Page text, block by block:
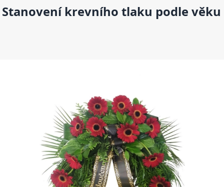
Stanovení krevního tlaku podle věku